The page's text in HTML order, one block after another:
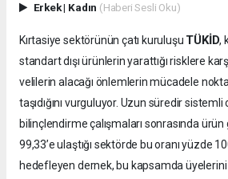
Erkek| Kadın (Haberi Sesli Oku)
Kırtasiye sektörünün çatı kuruluşu TÜKİD,
standart dışı ürünlerin yarattığı risklere
velilerin alacağı önlemlerin mücadele
taşıdığını vurguluyor. Uzun süredir
bilinçlendirme çalışmaları sonrasında
99,33’e ulaştığı sektörde bu oranı yüzde
hedefleyen dernek, bu kapsamda